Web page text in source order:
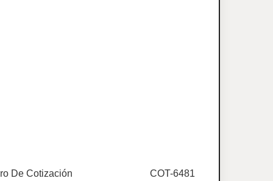
De Cotización COT-6481